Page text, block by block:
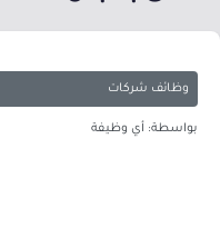
وظائف شركات
بواسطة: أي وظيفة